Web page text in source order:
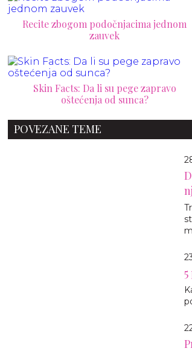
Recite zbogom podočnjacima jednom
zauvek
Skin Facts: Da li su pege zapravo
oštećenja od sunca?
POVEZANE TEME